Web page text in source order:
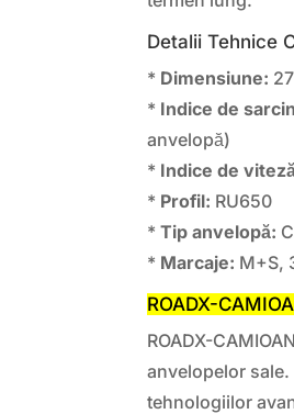
Detalii Tehnice
* Dimensiune:
* Indice de
anvelopă)
* Indice de
* Profil: RU650
*Tip anvelopă:
* Marcaje: M+S,
ROADX-
ROADX-
anvelopelor
tehnologiilor